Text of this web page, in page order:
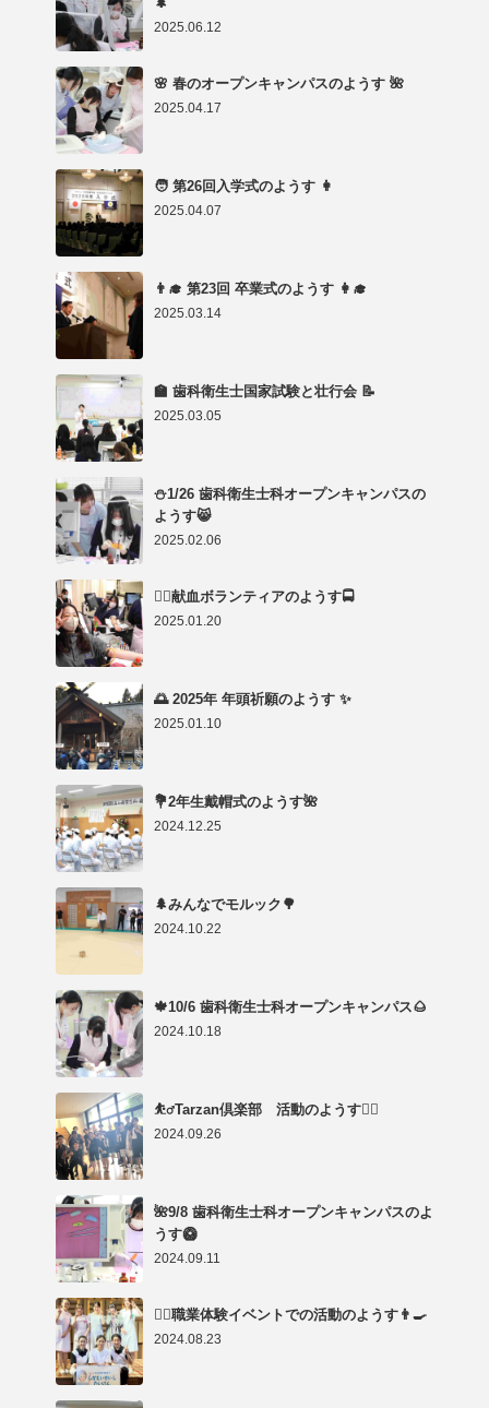
2025.06.12
🌸 春のオープンキャンパスのようす 🌺
2025.04.17
🧑 第26回入学式のようす 👩
2025.04.07
👨‍🎓 第23回 卒業式のようす 👩‍🎓
2025.03.14
🏫 歯科衛生士国家試験と壮行会 📝
2025.03.05
⛄1/26 歯科衛生士科オープンキャンパスの
ようす😸
2025.02.06
👨‍⚕️献血ボランティアのようす🚍
2025.01.20
🌅 2025年 年頭祈願のようす ✨
2025.01.10
💐2年生戴帽式のようす🌺
2024.12.25
🌲みんなでモルック🌳
2024.10.22
🍁10/6 歯科衛生士科オープンキャンパス🌰
2024.10.18
⛹️‍♂️Tarzan倶楽部 活動のようす🤸‍♂️
2024.09.26
🌺9/8 歯科衛生士科オープンキャンパスのよ
うす🥝
2024.09.11
👩‍⚕️職業体験イベントでの活動のようす👨‍🍳
2024.08.23